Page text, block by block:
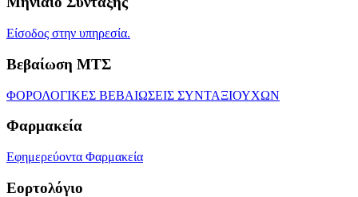
Είσοδος στην υπηρεσία.
Βεβαίωση ΜΤΣ
ΦΟΡΟΛΟΓΙΚΕΣ ΒΕΒΑΙΩΣΕΙΣ ΣΥΝΤΑΞΙΟΥΧΩΝ
Φαρμακεία
Εφημερεύοντα Φαρμακεία
Εορτολόγιο